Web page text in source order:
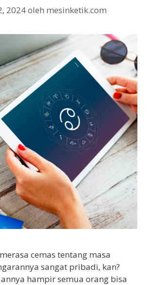
2024oleh mesinketik.com
cemas tentang masa
sangat pribadi, kan?
hampir semua orang bisa